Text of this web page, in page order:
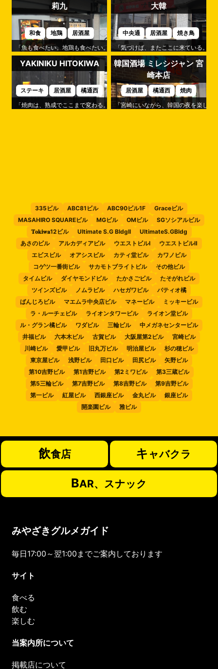
莉九
和食 地鶏
居酒屋
「魚も食べたい。地鶏も食べたい。」そんなわがままを叶えてくれるのが「
大韓
中央通 居酒屋
焼き鳥
「気づけば、またここに来ている。
YAKINIKU HITOKIWA
ステーキ 居酒屋
橘通西
「焼肉は、熟成でここまで変わる。」そんな驚きを味わえるのが「
韓国酒場 ミレシジャン 宮
崎本店
居酒屋 橘通西
焼肉
「宮崎にいながら、韓国の夜を楽し
335ビル ABC81ビル ABC90ビル1F
Graceビル
MASAHIRO SQUAREビル
MGビル OMビル
SGソシアルビル
𝐓𝐨𝐤𝐢𝐰𝐚12ビル
Ultimate S.G BldgII
UltimateS.GBldg
あさのビル
アルカディアビル ウエストビルⅠ
ウエストビルⅡ
エビスビル
オアシスビル カティ堂ビル
カワノビル
コゲツ一番街ビル
サカモトブライトビル
その他ビル
タイムビル
ダイヤモンドビル たかさごビル
たそがれビル
ツインズビル
ノムラビル ハセガワビル
パティオ橘
ばんじろビル
マエムラ中央店ビル マネービル
ミッキービル
ラ・ルーチェビル
ライオンタワービル
ライオン堂ビル
ル・グラン橘ビル
ワダビル 三輪ビル
中メガネセンタービル
井福ビル
六本木ビル 古賀ビル 大阪屋第2ビル
宮崎ビル
川崎ビル
愛甲ビル 旧丸万ビル 明治屋ビル
杉の穂ビル
東京屋ビル
浅野ビル 田口ビル 田尻ビル
矢野ビル
第10吉野ビル
第1吉野ビル 第2ミワビル
第3三蔵ビル
第5三輪ビル
第7吉野ビル 第8吉野ビル
第9吉野ビル
第一ビル
紅屋ビル 西銀座ビル 金丸ビル
銀座ビル
開楽園ビル
雅ビル
飲食店 キ ャバクラ
BAR、スナック
みやざきグルメガイド
毎日17:00～翌1:00までご案内しております
サイト
食べる
飲む
楽しむ
当案内所について
掲載店について